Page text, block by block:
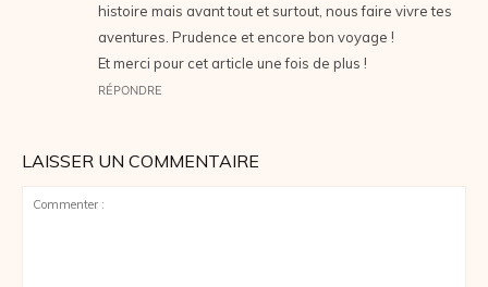
histoire mais avant tout et surtout, nous faire vivre tes
aventures. Prudence et encore bon voyage !
Et merci pour cet article une fois de plus !
RÉPONDRE
LAISSER UN COMMENTAIRE